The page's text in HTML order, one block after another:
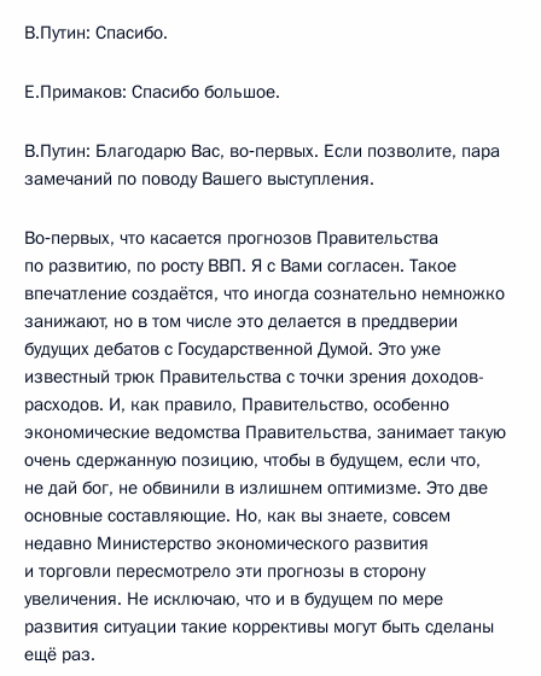
В.Путин: Спасибо.
Е.Примаков: Спасибо большое.
В.Путин: Благодарю Вас, во‑первых. Если позволите, пара
замечаний по поводу Вашего выступления.
Во‑первых, что касается прогнозов Правительства
по развитию, по росту ВВП. Я с Вами согласен. Такое
впечатление создаётся, что иногда сознательно немножко
занижают, но в том числе это делается в преддверии
будущих дебатов с Государственной Думой. Это уже
известный трюк Правительства с точки зрения доходов-
расходов. И, как правило, Правительство, особенно
экономические ведомства Правительства, занимает такую
очень сдержанную позицию, чтобы в будущем, если что,
не дай бог, не обвинили в излишнем оптимизме. Это две
основные составляющие. Но, как вы знаете, совсем
недавно Министерство экономического развития
и торговли пересмотрело эти прогнозы в сторону
увеличения. Не исключаю, что и в будущем по мере
развития ситуации такие коррективы могут быть сделаны
ещё раз.